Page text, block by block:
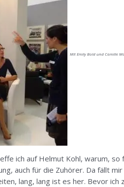
Mit Emily Bold und Camille
ich auf Helmut Kohl, warum,
auch für die Zuhörer. Da fällt
lang, lang ist es her. Bevor